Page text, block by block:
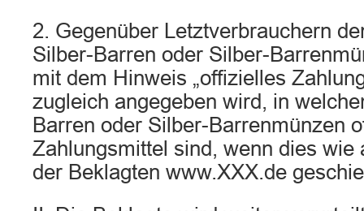
2. Gegenüber Letztverbrauchern
Silber-Barren oder Silber-
mit dem Hinweis „offizielles
zugleich angegeben wird, in
Barren oder Silber-Barrenmünzen
Zahlungsmittel sind, wenn dies wie
der Beklagten www.XXX.de